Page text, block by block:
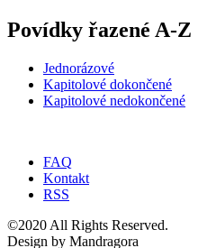
Povídky řazené A-Z
Jednorázové
Kapitolové dokončené
Kapitolové nedokončené
FAQ
Kontakt
RSS
©2020 All Rights Reserved.
Design by Mandragora